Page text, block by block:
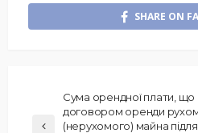
SHARE ON
Сума орендної плати, що
договором оренди
(нерухомого) майна